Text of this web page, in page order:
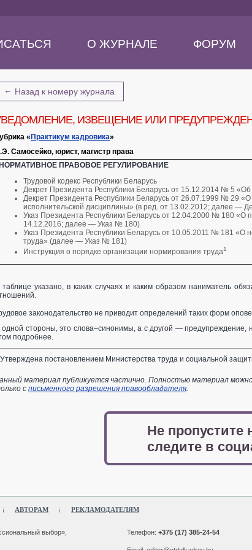
О ЖУРНАЛЕ ФОРУМ
← Назад к номеру журнала
ИЗВЕЩЕНИЕ ИЛИ
« Практикум кадровика»
Самосейко, юрист, магистр права
ПРАВОВОЕ РЕГУЛИРОВАНИЕ
Трудовой кодекс Республики Беларусь
Декрет Президента Республики Беларусь от 15.12.2014 № 5
Декрет Президента Республики Беларусь от 26.07.1999 № 29
исполнительской дисциплины» (в ред. от 13.02.2012; далее —
Указ Президента Республики Беларусь от 12.04.2000 № 180 «О
14.12.2016; далее — Указ № 180)
Указ Президента Республики Беларусь от 10.05.2011 № 181 «О
труда» (далее — Указ № 181)
Инструкция о порядке организации нормирования труда1
таблице указано, в каких случаях и каким образом наниматель
законодательство не приводит определений таких форм
стороны, это слова–синонимы, а с другой —
подробнее.
Утверждена постановлением Министерства труда и социальной
материал публикуется частично. Полностью материал
с письменного разрешения правообладателя
Не пропустите
следите в
АВТОРАМ РЕКЛАМОДАТЕЛЯМ
выбор»,
Телефон: +375 (17) 385-24-54